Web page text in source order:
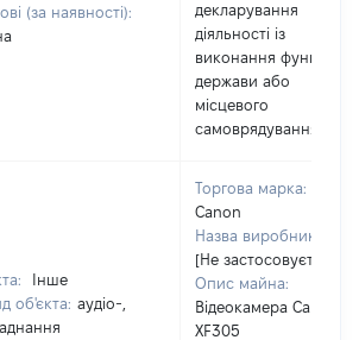
(за наявності):
декларування
діяльності із
виконання функцій
держави або
місцевого
самоврядування
Інше
об'єкта: аудіо-,
Торгова марка:
Canon
Назва виробника:
[Не застосовується]
Опис майна:
Відеокамера Canon
XF305